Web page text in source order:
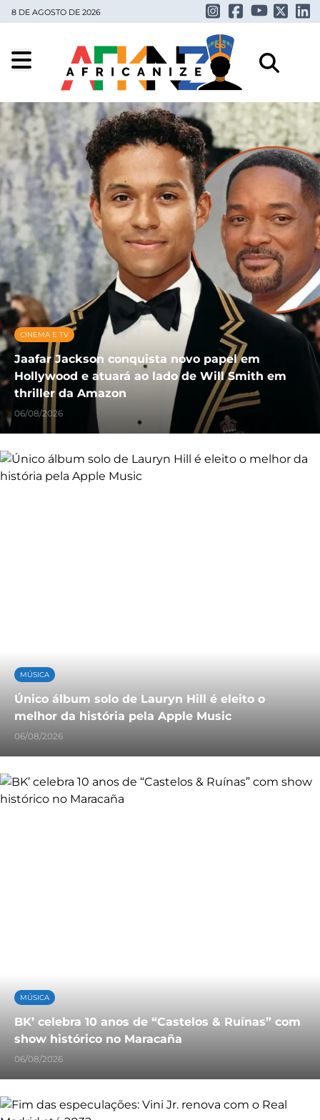
8 DE AGOSTO DE 2026
CINEMA E TV
Jaafar Jackson conquista novo papel em
Hollywood e atuará ao lado de Will Smith em
thriller da Amazon
06/08/2026
MÚSICA
Único álbum solo de Lauryn Hill é eleito o
melhor da história pela Apple Music
06/08/2026
MÚSICA
BK’ celebra 10 anos de “Castelos & Ruínas” com
show histórico no Maracaña
06/08/2026